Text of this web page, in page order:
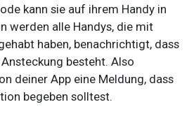
kann sie auf ihrem Handy in
werden alle Handys, die mit
haben, benachrichtigt, dass
besteht. Also
deiner App eine Meldung, dass
begeben solltest.